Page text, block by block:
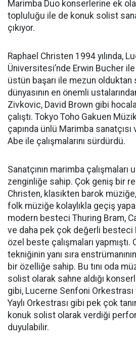
Marimba Duo konserlerine ek
topluluğu ile de konuk solist
çıkıyor.
Raphael Christen 1994 yılında,
Üniversitesi’nde Erwin Bucher
üstün başarı ile mezun olduktan
dünyasının en önemli
Zivkovic, David Brown gibi
çalıştı. Tokyo Toho Gakuen
çapında ünlü Marimba
Abe ile çalışmalarını sürdürdü.
Sanatçının marimba çalışmaları
zenginliğe sahip. Çok geniş bir
Christen, klasikten barok
folk müziğe kolaylıkla geçiş
modern besteci Thuring Bram,
ve daha pek çok değerli besteci
özel beste çalışmaları
tekniğinin yanı sıra
bir özelliğe sahip. Bu tını oda
solist olarak sahne aldığı
gibi, Lucerne Senfoni
Yaylı Orkestrası gibi pek çok
konuk solist olarak verdiği
duyulabilir.